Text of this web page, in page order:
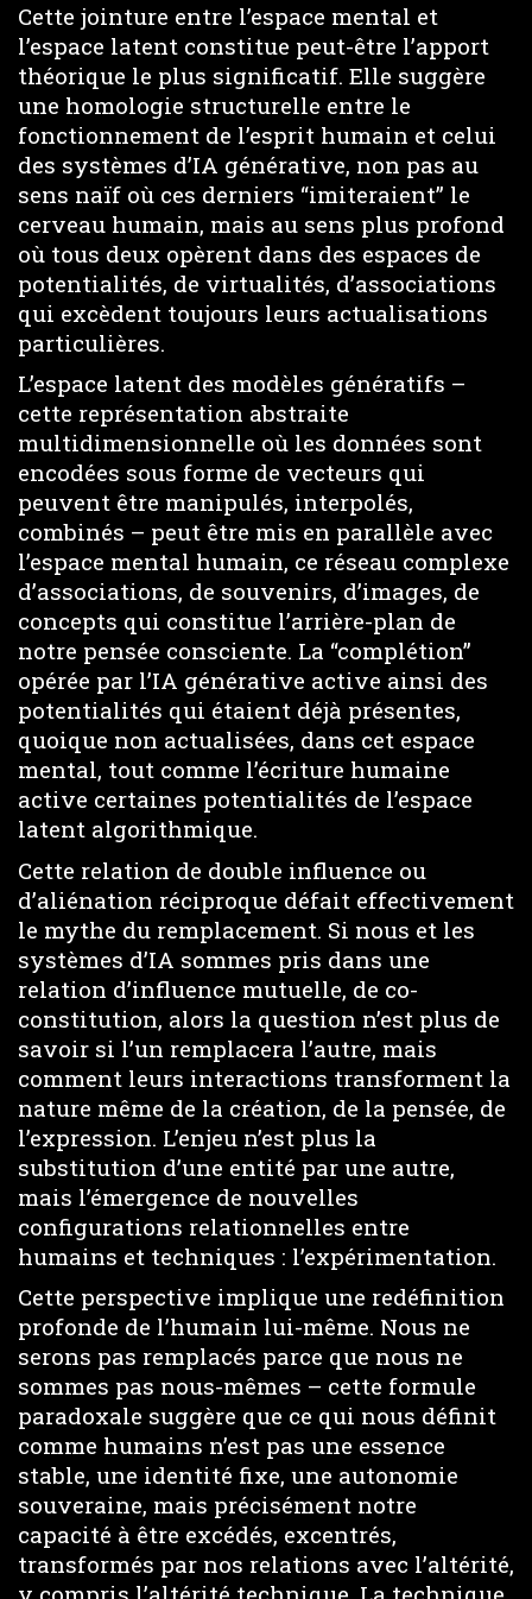
Cette jointure entre l’espace mental et
l’espace latent constitue peut-être l’apport
théorique le plus significatif. Elle suggère
une homologie structurelle entre le
fonctionnement de l’esprit humain et celui
des systèmes d’IA générative, non pas au
sens naïf où ces derniers “imiteraient” le
cerveau humain, mais au sens plus profond
où tous deux opèrent dans des espaces de
potentialités, de virtualités, d’associations
qui excèdent toujours leurs actualisations
particulières.
L’espace latent des modèles génératifs –
cette représentation abstraite
multidimensionnelle où les données sont
encodées sous forme de vecteurs qui
peuvent être manipulés, interpolés,
combinés – peut être mis en parallèle avec
l’espace mental humain, ce réseau complexe
d’associations, de souvenirs, d’images, de
concepts qui constitue l’arrière-plan de
notre pensée consciente. La “complétion”
opérée par l’IA générative active ainsi des
potentialités qui étaient déjà présentes,
quoique non actualisées, dans cet espace
mental, tout comme l’écriture humaine
active certaines potentialités de l’espace
latent algorithmique.
Cette relation de double influence ou
d’aliénation réciproque défait effectivement
le mythe du remplacement. Si nous et les
systèmes d’IA sommes pris dans une
relation d’influence mutuelle, de co-
constitution, alors la question n’est plus de
savoir si l’un remplacera l’autre, mais
comment leurs interactions transforment la
nature même de la création, de la pensée, de
l’expression. L’enjeu n’est plus la
substitution d’une entité par une autre,
mais l’émergence de nouvelles
configurations relationnelles entre
humains et techniques : l’expérimentation.
Cette perspective implique une redéfinition
profonde de l’humain lui-même. Nous ne
serons pas remplacés parce que nous ne
sommes pas nous-mêmes – cette formule
paradoxale suggère que ce qui nous définit
comme humains n’est pas une essence
stable, une identité fixe, une autonomie
souveraine, mais précisément notre
capacité à être excédés, excentrés,
transformés par nos relations avec l’altérité,